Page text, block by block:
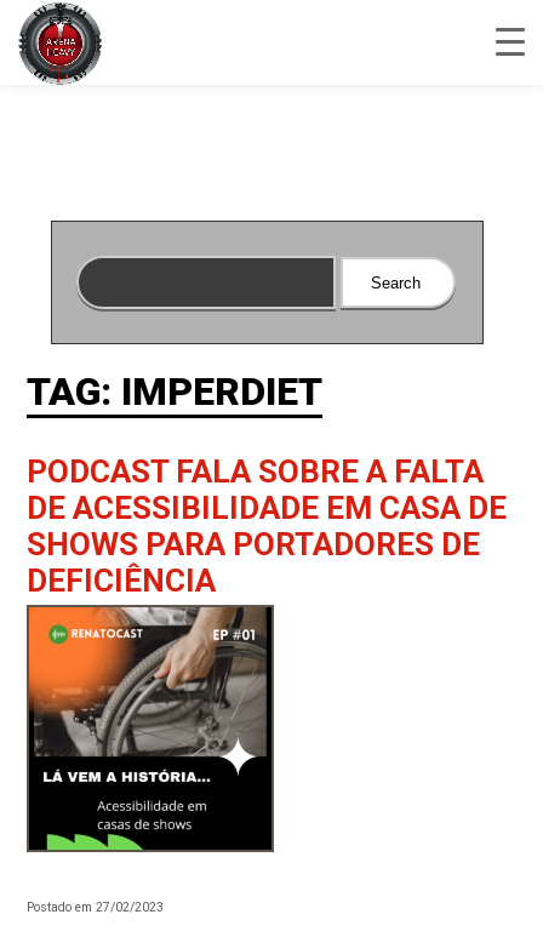
TAG: IMPERDIET
PODCAST FALA SOBRE A FALTA
DE ACESSIBILIDADE EM CASA DE
SHOWS PARA PORTADORES DE
DEFICIÊNCIA
Postado em 27/02/2023